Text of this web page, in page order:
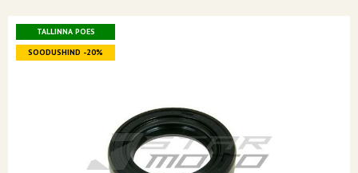
Skip
the
end
TALLINNA POES
SOODUSHIND -20%